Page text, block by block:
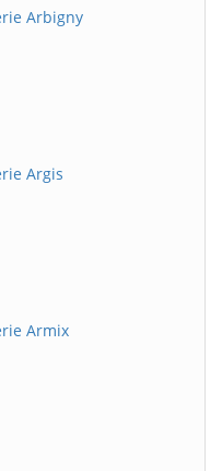
Arbigny
Argis
Armix